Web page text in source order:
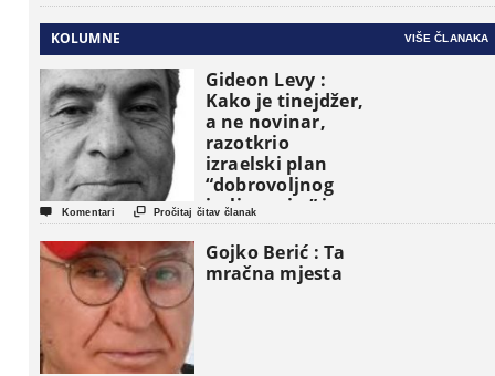
KOLUMNE VIŠE ČLANAKA
Gideon Levy :
Kako je tinejdžer,
a ne novinar,
razotkrio
izraelski plan
“dobrovoljnog
iseljavanja ” iz
Gaze
 Komentari  Pročitaj čitav članak
Gojko Berić : Ta
mračna mjesta